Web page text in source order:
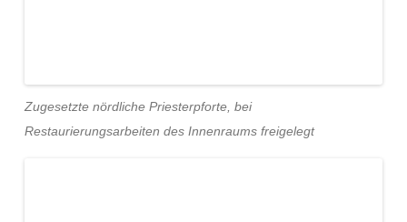
Zugesetzte nördliche Priesterpforte, bei
Restaurierungsarbeiten des Innenraums freigelegt